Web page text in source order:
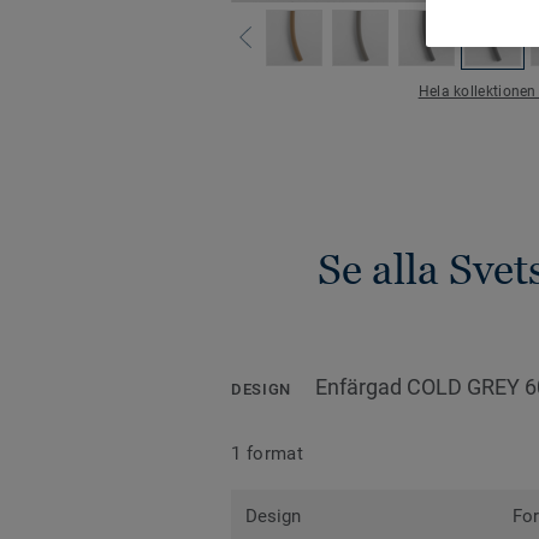
Hela
Se alla
DESIGN Enfärgad COLD GREY
1 format
Design